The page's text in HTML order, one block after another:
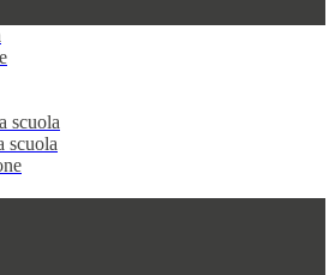
scuola
scuola